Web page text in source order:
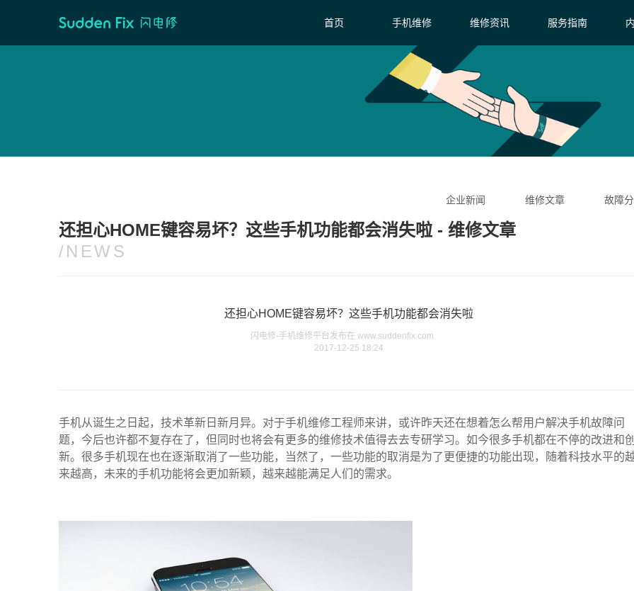
首页 手机维修 维修资讯 服务指南
首页/维修资讯
企业新闻 维修文章 故障
还担心HOME键容易坏？这些手机功能都会消失啦 - 维修文章
/NEWS
还担心HOME键容易坏？这些手机功能都会消失啦
闪电修-手机维修平台发布在 www.suddenfix.com
2017-12-25 18:24
手机从诞生之日起，技术革新日新月异。对于手机维修工程师来讲，或许昨天还在想着怎么帮用户解决手机故障问
题，今后也许都不复存在了，但同时也将会有更多的维修技术值得去去专研学习。如今很多手机都在不停的改进和创
新。很多手机现在也在逐渐取消了一些功能，当然了，一些功能的取消是为了更便捷的功能出现，随着科技水平的
来越高，未来的手机功能将会更加新颖，越来越能满足人们的需求。